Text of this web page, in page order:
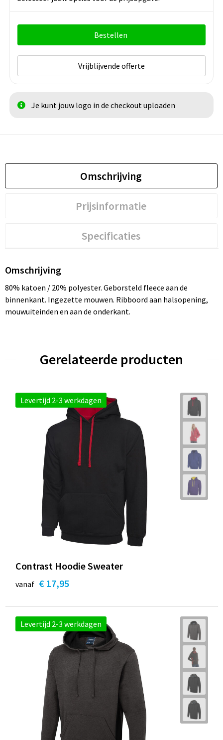
True Coral
Wine Yellow
Bestellen
Vrijblijvende offerte
Je kunt jouw logo in de checkout uploaden
Omschrijving
Prijsinformatie
Specificaties
Omschrijving
80% katoen / 20% polyester. Geborsteld fleece aan de
binnenkant. Ingezette mouwen. Ribboord aan halsopening,
mouwuiteinden en aan de onderkant.
Gerelateerde producten
Levertijd 2-3 werkdagen
Contrast Hoodie Sweater
vanaf € 17,95
Levertijd 2-3 werkdagen